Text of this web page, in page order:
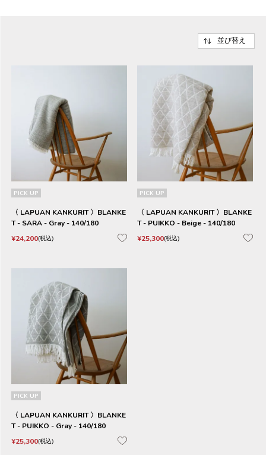
並び替え
PICK UP
〈 LAPUAN KANKURIT 〉BLANKE
T - SARA - Gray - 140/180
¥24,200 税込
PICK UP
〈 LAPUAN KANKURIT 〉BLANKE
T - PUIKKO - Beige - 140/180
¥25,300 税込
PICK UP
〈 LAPUAN KANKURIT 〉BLANKE
T - PUIKKO - Gray - 140/180
¥25,300 税込